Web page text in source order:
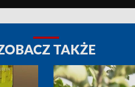
TAKŻE